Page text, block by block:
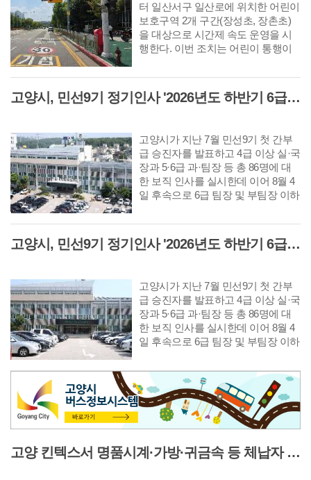
터 일산서구 일산로에 위치한 어린이
보호구역 2개 구간(장성초, 장촌초)
을 대상으로 시간제 속도 운영을 시
행한다. 이번 조치는 어린이 통행이
일한 제한속도 적용으로 발생하는 운
전자 불편을 개선하고 원활한 교통흐
름을 확보하기 위해서 추진되었다.고양시, 민선9기 정기인사 '2026년도 하반기 6급 팀장 인사발령 사항'
고양시가 지난 7월 민선9기 첫 간부
급 승진자를 발표하고 4급 이상 실·국
장과 5·6급 과·팀장 등 총 86명에 대
한 보직 인사를 실시한데 이어 8월 4
일 후속으로 6급 팀장 및 부팀장 이하
음은 8월 10일자 6급 팀장 인사발령
사항이다.
고양시, 민선9기 정기인사 '2026년도 하반기 6급 부팀장 이하 인사발령 사항'
고양시가 지난 7월 민선9기 첫 간부
급 승진자를 발표하고 4급 이상 실·국
장과 5·6급 과·팀장 등 총 86명에 대
한 보직 인사를 실시한데 이어 8월 4
일 후속으로 6급 팀장 및 부팀장 이하
음은 8월 10일자 6급 부팀장 이하 인
사발령 사항이다.
고양 킨텍스서 명품시계·가방·귀금속 등 체납자 압류 동산 620점 공개 경매